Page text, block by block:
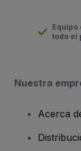
Equipo
todo el
Nuestra
Acerca